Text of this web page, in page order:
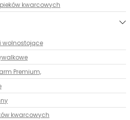
kwarcowych
wolnostojące
Premium,
kwarcowych